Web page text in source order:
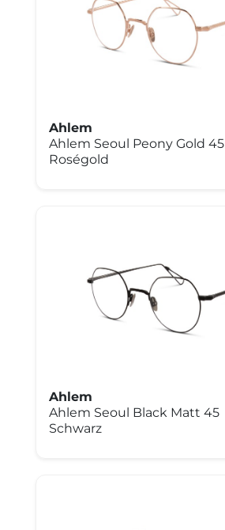
Ahlem
Ahlem Seoul Peony Gold 45
Roségold
Ahlem
Ahlem Seoul Black Matt 45
Schwarz